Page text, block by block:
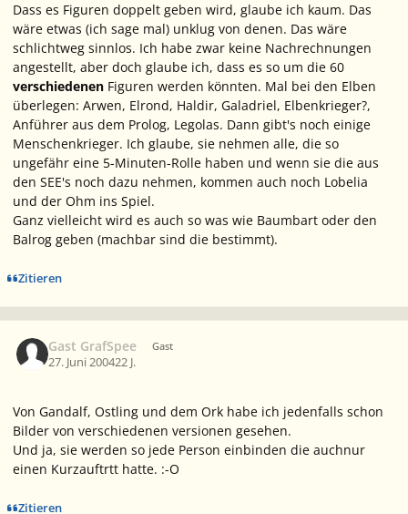
Dass es Figuren doppelt geben wird, glaube ich kaum. Das
wäre etwas (ich sage mal) unklug von denen. Das wäre
schlichtweg sinnlos. Ich habe zwar keine Nachrechnungen
angestellt, aber doch glaube ich, dass es so um die 60
verschiedenen Figuren werden könnten. Mal bei den Elben
überlegen: Arwen, Elrond, Haldir, Galadriel, Elbenkrieger?,
Anführer aus dem Prolog, Legolas. Dann gibt's noch einige
Menschenkrieger. Ich glaube, sie nehmen alle, die so
ungefähr eine 5-Minuten-Rolle haben und wenn sie die aus
den SEE's noch dazu nehmen, kommen auch noch Lobelia
und der Ohm ins Spiel.
Ganz vielleicht wird es auch so was wie Baumbart oder den
Balrog geben (machbar sind die bestimmt).
Zitieren
Gast GrafSpee Gast
27. Juni 200422 J.
Von Gandalf, Ostling und dem Ork habe ich jedenfalls schon
Bilder von verschiedenen versionen gesehen.
Und ja, sie werden so jede Person einbinden die auchnur
einen Kurzauftrtt hatte. :-O
Zitieren